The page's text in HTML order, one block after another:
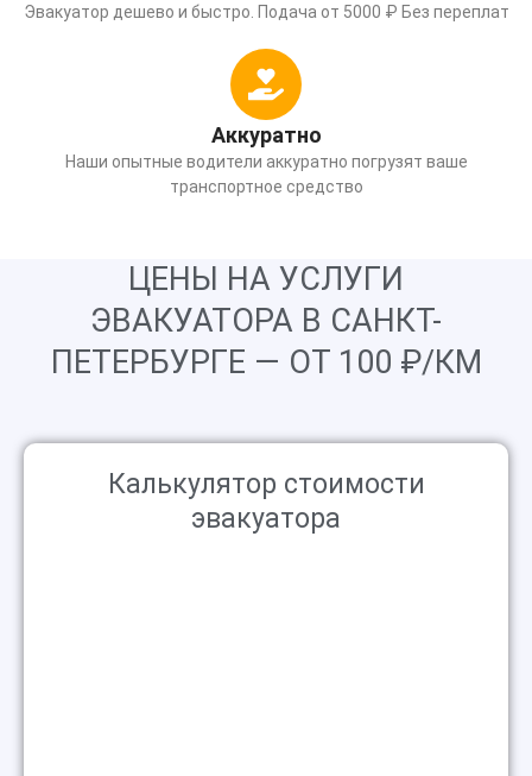
Эвакуатор дешево и быстро. Подача от 5000 ₽ Без переплат
Аккуратно
Наши опытные водители аккуратно погрузят ваше
транспортное средство
ЦЕНЫ НА УСЛУГИ
ЭВАКУАТОРА В САНКТ-
ПЕТЕРБУРГЕ — ОТ 100 ₽/КМ
Калькулятор стоимости
эвакуатора